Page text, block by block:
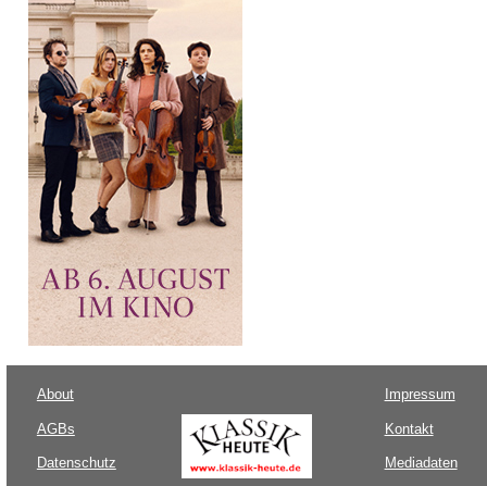
About
AGBs
Datenschutz
Impressum
Kontakt
Mediadaten